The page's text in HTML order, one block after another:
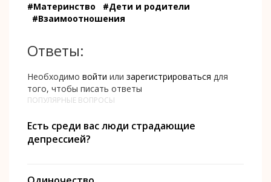
#Материнство
#Дети и родители
#Взаимоотношения
Ответы:
Необходимо войти или зарегистрироваться для
того, чтобы писать ответы
ПОПУЛЯРНЫЕ ВОПРОСЫ
Есть среди вас люди страдающие
депрессией?